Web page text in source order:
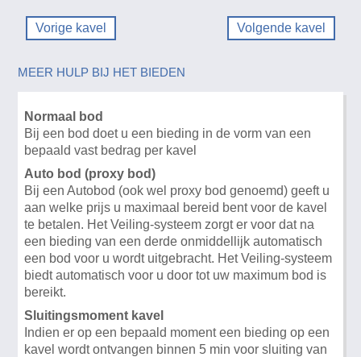
Vorige kavel Volgende kavel
MEER HULP BIJ HET BIEDEN
Normaal bod
Bij een bod doet u een bieding in de vorm van een
bepaald vast bedrag per kavel
Auto bod (proxy bod)
Bij een Autobod (ook wel proxy bod genoemd) geeft u
aan welke prijs u maximaal bereid bent voor de kavel
te betalen. Het Veiling-systeem zorgt er voor dat na
een bieding van een derde onmiddellijk automatisch
een bod voor u wordt uitgebracht. Het Veiling-systeem
biedt automatisch voor u door tot uw maximum bod is
bereikt.
Sluitingsmoment kavel
Indien er op een bepaald moment een bieding op een
kavel wordt ontvangen binnen 5 min voor sluiting van